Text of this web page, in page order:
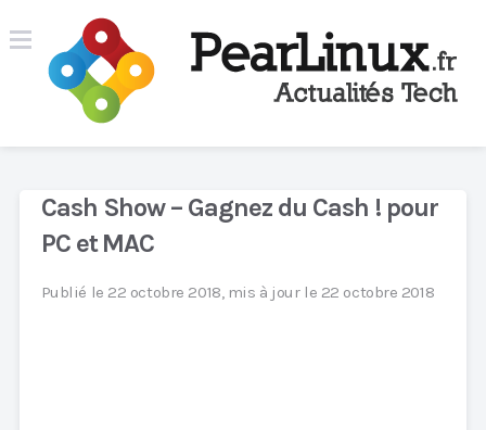
Cash Show – Gagnez du Cash ! pour
PC et MAC
Publié le 22 octobre 2018, mis à jour le 22 octobre 2018